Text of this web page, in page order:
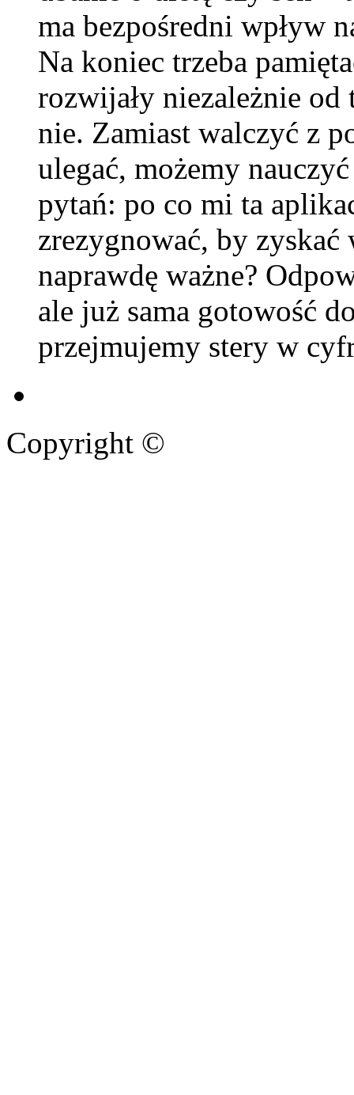
ma bezpośredni wpływ
Na koniec trzeba
rozwijały niezależnie od
nie. Zamiast walczyć z
ulegać, możemy
pytań: po co mi ta
zrezygnować, by
naprawdę ważne?
ale już sama gotowość
przejmujemy stery w
Copyright ©